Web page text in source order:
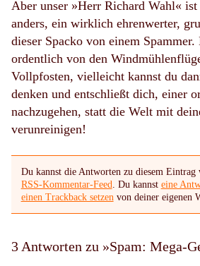
Aber unser »Herr Richard Wahl«
anders, ein wirklich ehrenwerter,
dieser Spacko von einem
ordentlich von den
Vollpfosten, vielleicht kannst du
denken und entschließt dich, einer
nachzugehen, statt die Welt mit
verunreinigen!
Du kannst die Antworten zu diesem Eintrag
RSS-Kommentar-Feed . Du kannst eine
einen Trackback setzen von deiner eigenen
3 Antworten zu »Spam: Mega-